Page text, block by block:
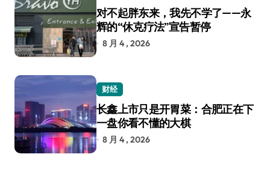
对不起胖东来，我先不学了——永
辉的“休克疗法”宣告暂停
8 月 4 , 2026
财经
长鑫上市只是开胃菜：合肥正在下
一盘你看不懂的大棋
8 月 4 , 2026